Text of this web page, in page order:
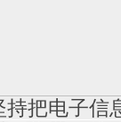
把电子信